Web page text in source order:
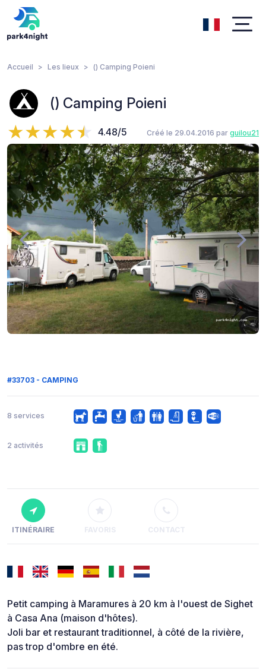
Accueil Les lieux () Camping Poieni
() Camping Poieni
4.48/5 Créé le 29.04.2016 par guilou21
#33703 - CAMPING
8 services
2 activités
ITINÉRAIRE FAVORIS CONTACT
Petit camping à Maramures à 20 km à l'ouest de Sighet
à Casa Ana (maison d'hôtes).
Joli bar et restaurant traditionnel, à côté de la rivière,
pas trop d'ombre en été.